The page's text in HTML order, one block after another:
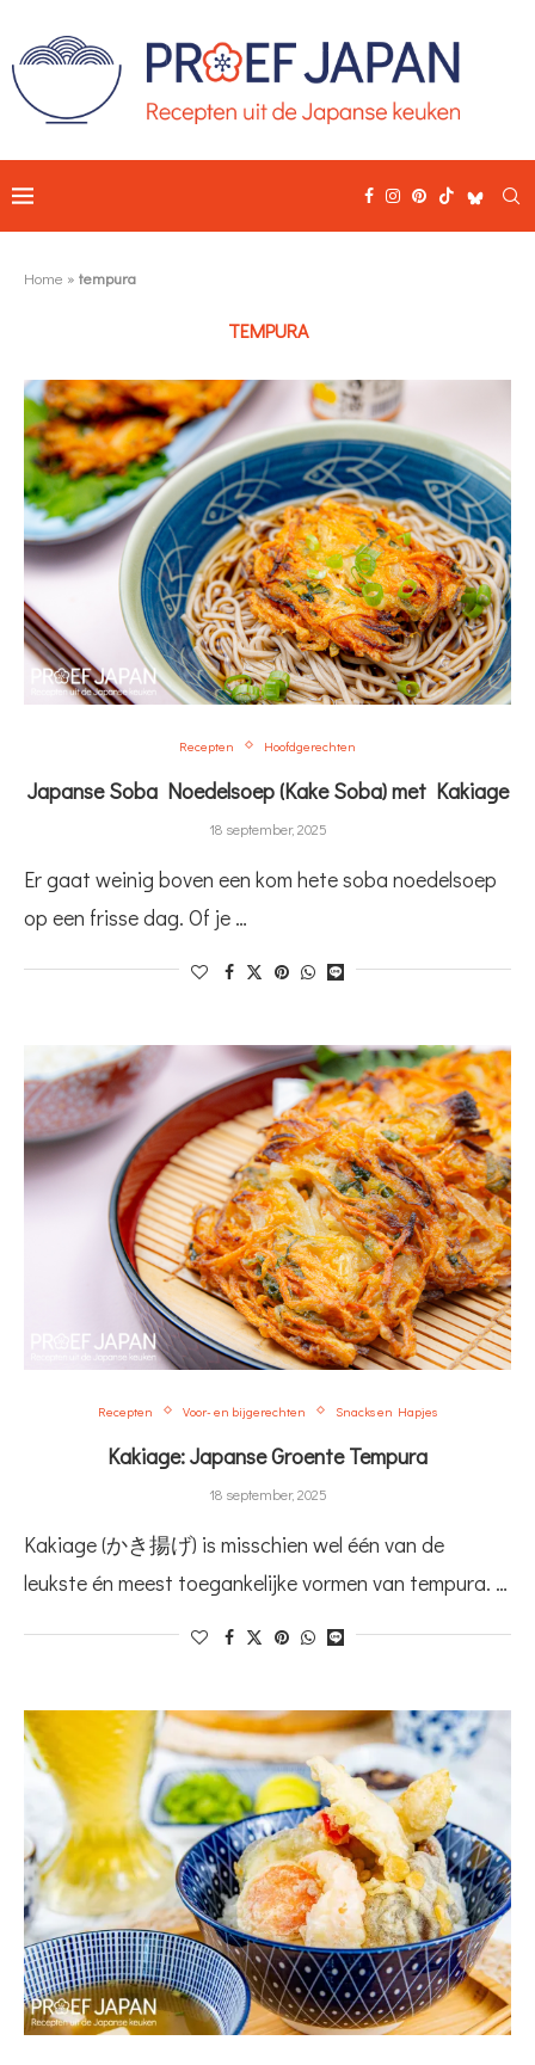
Home » tempura
TEMPURA
Recepten Hoofdgerechten
Japanse Soba Noedelsoep (Kake Soba) met Kakiage
18 september, 2025
Er gaat weinig boven een kom hete soba noedelsoep
op een frisse dag. Of je …
Recepten Voor- en bijgerechten Snacks en Hapjes
Kakiage: Japanse Groente Tempura
18 september, 2025
Kakiage (かき揚げ) is misschien wel één van de
leukste én meest toegankelijke vormen van tempura. …